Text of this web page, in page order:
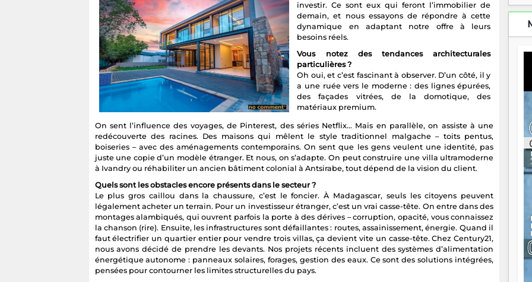
investir. Ce sont eux qui feront l’immobilier de
demain, et nous essayons de répondre à cette
dynamique en adaptant notre offre à leurs
besoins réels.
Vous notez des tendances architecturales
particulières ?
Oh oui, et c’est fascinant à observer. D’un côté, il y
a une ruée vers le moderne : des lignes épurées,
des façades vitrées, de la domotique, des
matériaux premium.
On sent l’influence des voyages, de Pinterest, des séries Netflix… Mais en parallèle, on assiste à une
redécouverte des racines. Des maisons qui mêlent le style traditionnel malgache – toits pentus,
boiseries – avec des aménagements contemporains. On sent que les gens veulent une identité, pas
juste une copie d’un modèle étranger. Et nous, on s’adapte. On peut construire une villa ultramoderne
à Ivandry ou réhabiliter un ancien bâtiment colonial à Antsirabe, tout dépend de la vision du client.
Quels sont les obstacles encore présents dans le secteur ?
Le plus gros caillou dans la chaussure, c’est le foncier. À Madagascar, seuls les citoyens peuvent
légalement acheter un terrain. Pour un investisseur étranger, c’est un vrai casse-tête. On entre dans des
montages alambiqués, qui ouvrent parfois la porte à des dérives – corruption, opacité, vous connaissez
la chanson (rire). Ensuite, les infrastructures sont défaillantes : routes, assainissement, énergie. Quand il
faut électrifier un quartier entier pour vendre trois villas, ça devient vite un casse-tête. Chez Century21,
nous avons décidé de prendre les devants. Nos projets récents incluent des systèmes d’alimentation
énergétique autonome : panneaux solaires, forages, gestion des eaux. Ce sont des solutions intégrées,
pensées pour contourner les limites structurelles du pays.